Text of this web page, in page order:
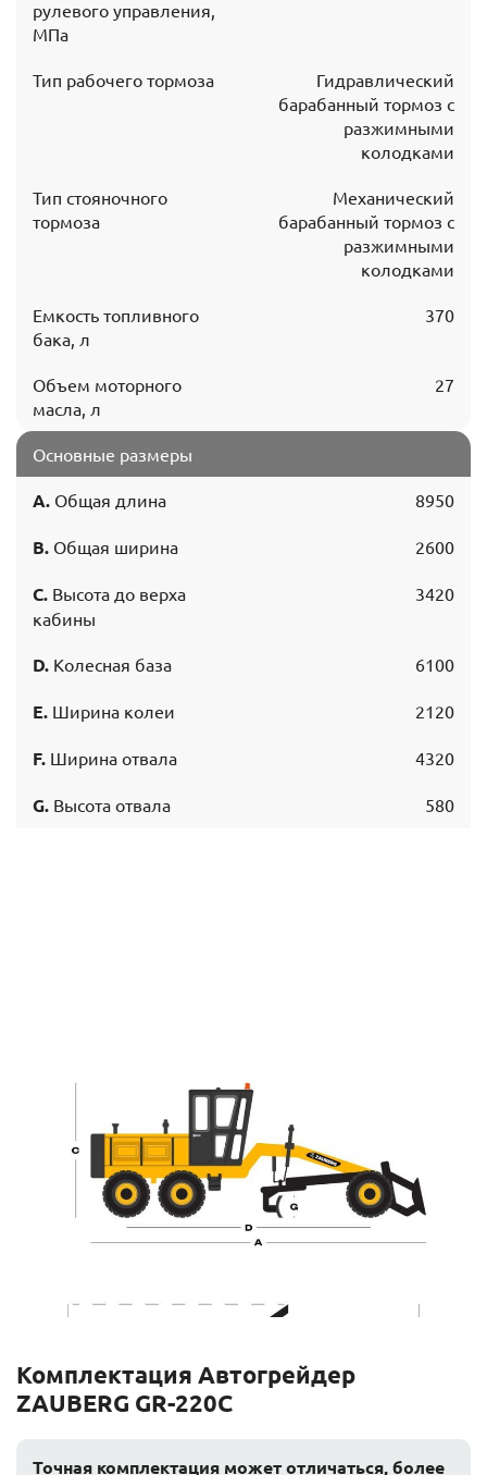
рулевого управления,
МПа
Тип рабочего тормоза
Гидравлический
барабанный тормоз с
разжимными
колодками
Тип стояночного
тормоза
Механический
барабанный тормоз с
разжимными
колодками
Емкость топливного
бака, л
370
Объем моторного
масла, л
27
Основные размеры
A. Общая длина 8950
B. Общая ширина 2600
C. Высота до верха
кабины
3420
D. Колесная база 6100
E. Ширина колеи 2120
F. Ширина отвала 4320
G. Высота отвала 580
Комплектация Автогрейдер
ZAUBERG GR-220C
Точная комплектация может отличаться, более